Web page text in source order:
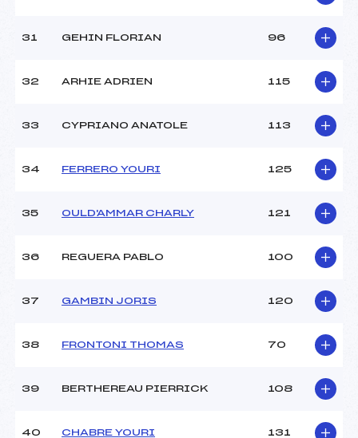
31 GEHIN FLORIAN 96
32 ARHIE ADRIEN 115
33 CYPRIANO ANATOLE 113
34 FERRERO YOURI 125
35 OULD'AMMAR CHARLY 121
36 REGUERA PABLO 100
37 GAMBIN JORIS 120
38 FRONTONI THOMAS 70
39 BERTHEREAU PIERRICK 108
40 CHABRE YOURI 131